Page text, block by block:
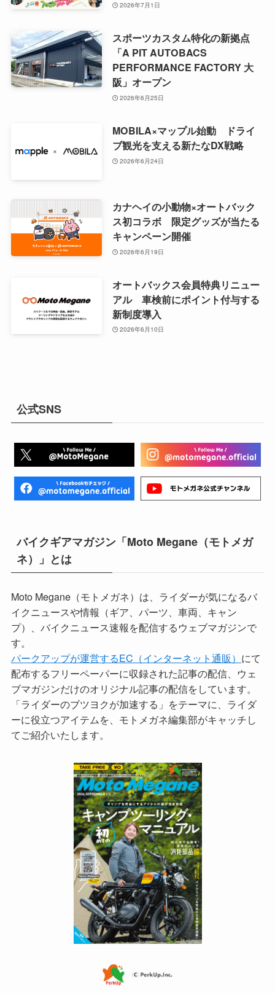
2026年7月1日
スポーツカスタム特化の新拠点
「A PIT AUTOBACS
PERFORMANCE FACTORY 大
阪」オープン
2026年6月25日
MOBILA×マップル始動 ドライ
ブ観光を支える新たなDX戦略
2026年6月24日
カナヘイの小動物×オートバック
ス初コラボ 限定グッズが当たる
キャンペーン開催
2026年6月19日
オートバックス会員特典リニュー
アル 車検前にポイント付与する
新制度導入
2026年6月10日
公式SNS
バイクギアマガジン「Moto Megane（モトメガ
ネ）」とは
Moto Megane（モトメガネ）は、ライダーが気になるバ
イクニュースや情報（ギア、パーツ、車両、キャン
プ）、バイクニュース速報を配信するウェブマガジンで
す。
パークアップが運営するEC（インターネット通販） にて
配布するフリーペーパーに収録された記事の配信、ウェ
ブマガジンだけのオリジナル記事の配信をしています。
「ライダーのブツヨクが加速する」をテーマに、ライダ
ーに役立つアイテムを、モトメガネ編集部がキャッチし
てご紹介いたします。